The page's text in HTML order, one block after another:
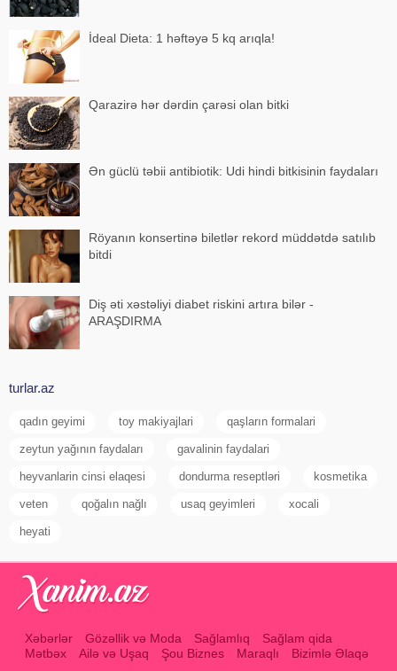
İdeal Dieta: 1 həftəyə 5 kq arıqla!
Qarazirə hər dərdin çarəsi olan bitki
Ən güclü təbii antibiotik: Udi hindi bitkisinin faydaları
Röyanın konsertinə biletlər rekord müddətdə satılıb
bitdi
Diş əti xəstəliyi diabet riskini artıra bilər -
ARAŞDIRMA
turlar.az
qadın geyimi toy makiyajlari qaşların formalari
zeytun yağının faydaları gavalinin faydalari
heyvanlarin cinsi elaqesi dondurma reseptləri kosmetika
veten qoğalın nağlı usaq geyimleri xocali
heyati
Xəbərlər Gözəllik və Moda Sağlamlıq
Sağlam qida
Mətbəx
Ailə və Uşaq Şou Biznes Maraqlı Bizimlə Əlaqə